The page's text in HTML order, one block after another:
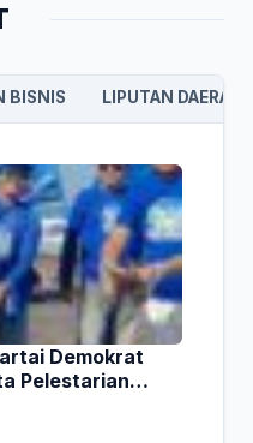
BISNIS LIPUTAN DAERAH
Demokrat
Pelestarian